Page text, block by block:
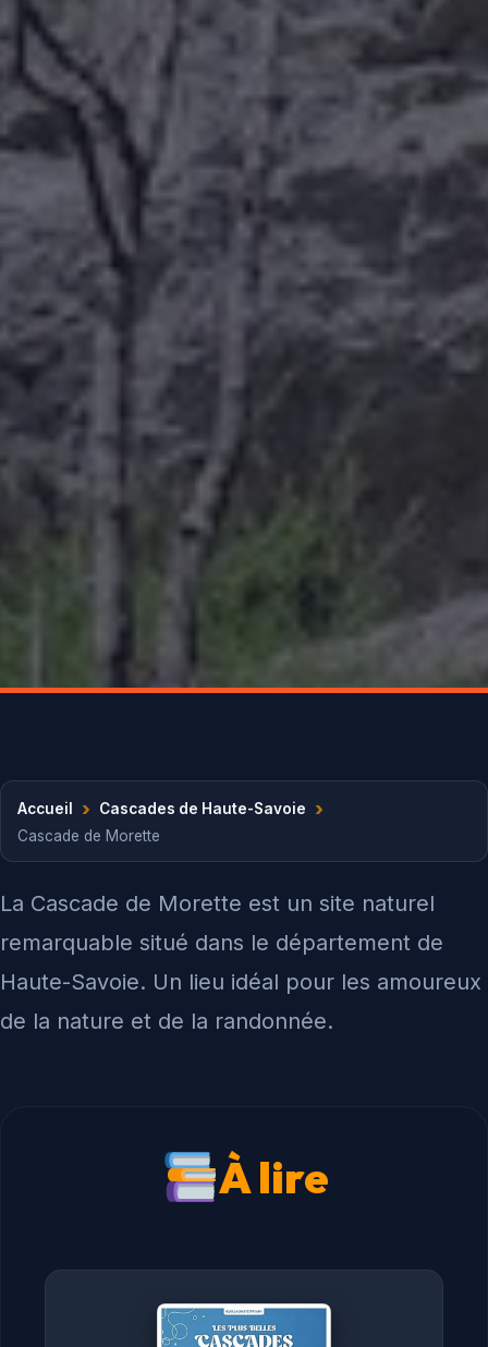
Accueil › Cascades de Haute-Savoie ›
Cascade de Morette
La Cascade de Morette est un site naturel
remarquable situé dans le département de
Haute-Savoie. Un lieu idéal pour les amoureux
de la nature et de la randonnée.
À lire